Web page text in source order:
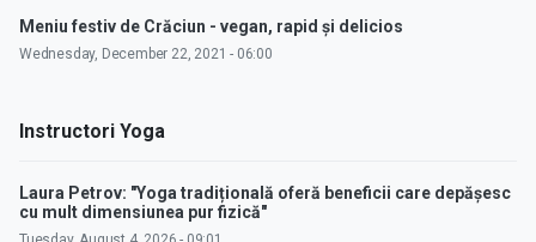
Meniu festiv de Crăciun - vegan, rapid și delicios
Wednesday, December 22, 2021 - 06:00
Instructori Yoga
Laura Petrov: "Yoga tradițională oferă beneficii care depășesc
cu mult dimensiunea pur fizică"